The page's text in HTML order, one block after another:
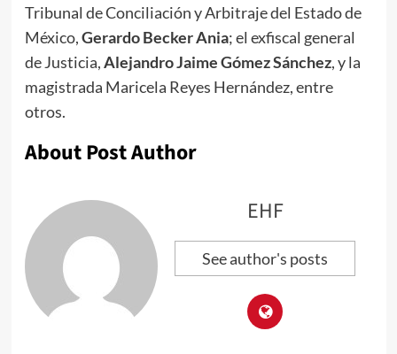
Tribunal de Conciliación y Arbitraje del Estado de
México,Gerardo Becker Ania; el exfiscal general
de Justicia,Alejandro Jaime Gómez Sánchez, y la
magistrada Maricela Reyes Hernández, entre
otros.
About Post Author
EHF
See author's posts